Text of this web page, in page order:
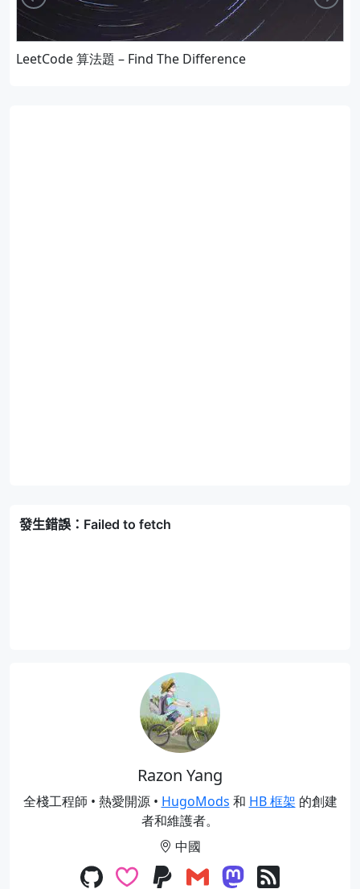
LeetCode 算法題 – Find The Difference
Razon Yang
全棧工程師 • 熱愛開源 • HugoMods 和 HB 框架 的創建
者和維護者。
中國